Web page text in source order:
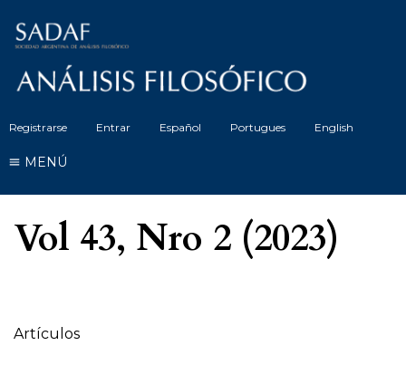
Registrarse Entrar Español Portugues English
MENÚ
Vol 43, Nro 2 (2023)
Artículos